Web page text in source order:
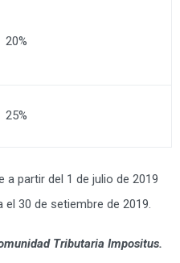
20%
25%
a partir del 1 de julio de 2019
30 de setiembre de 2019.
Tributaria Impositus.